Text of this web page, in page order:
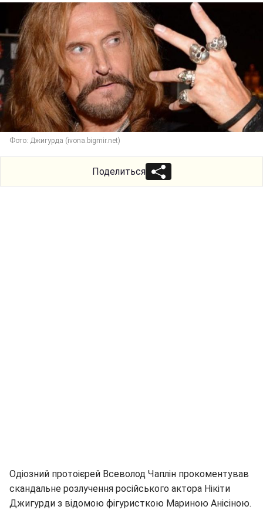
Фото: Джигурда (ivona.bigmir.net)
Поделиться
Одіозний протоієрей Всеволод Чаплін прокоментував
скандальне розлучення російського актора Нікіти
Джигурди з відомою фігуристкою Мариною Анісіною.